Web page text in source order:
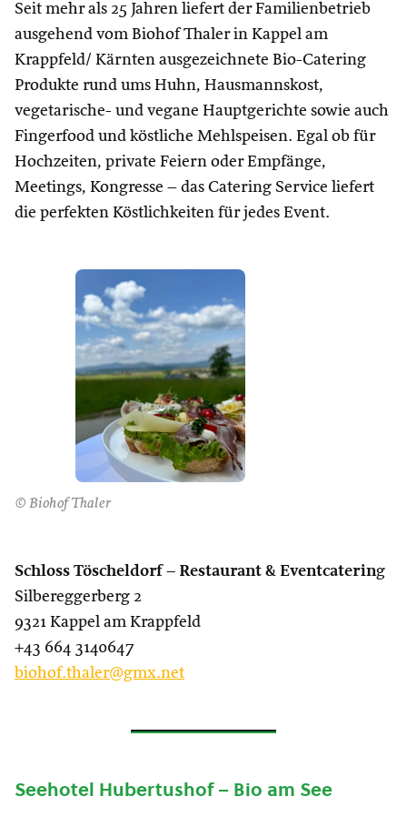
Seit mehr als 25 Jahren liefert der Familienbetrieb
ausgehend vom Biohof Thaler in Kappel am
Krappfeld/ Kärnten ausgezeichnete Bio-Catering
Produkte rund ums Huhn, Hausmannskost,
vegetarische- und vegane Hauptgerichte sowie auch
Fingerfood und köstliche Mehlspeisen. Egal ob für
Hochzeiten, private Feiern oder Empfänge,
Meetings, Kongresse – das Catering Service liefert
die perfekten Köstlichkeiten für jedes Event.
© Biohof Thaler
Schloss Töscheldorf – Restaurant & Eventcatering
Silbereggerberg 2
9321 Kappel am Krappfeld
+43 664 3140647
biohof.thaler@gmx.net
Seehotel Hubertushof – Bio am See